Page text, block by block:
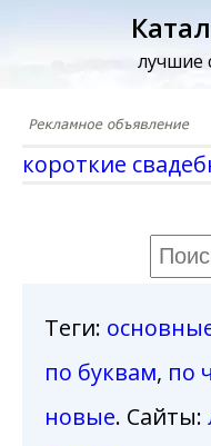
лучшие
короткие
Теги:
по буквам, по
новые. Сайты: